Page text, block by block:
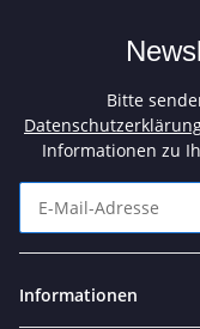
Bitte
Informationen zu
Informationen